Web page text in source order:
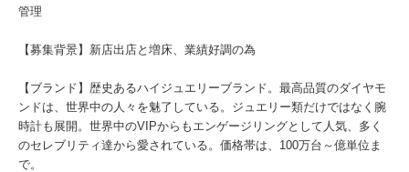
管理
【募集背景】新店出店と増床、業績好調の為
【ブランド】歴史あるハイジュエリーブランド。最高品質のダイヤモ
ンドは、世界中の人々を魅了している。ジュエリー類だけではなく腕
時計も展開。世界中のVIPからもエンゲージリングとして人気、多く
のセレブリティ達から愛されている。価格帯は、100万台～億単位ま
で。